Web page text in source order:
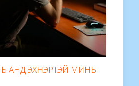
АНД ЭХНЭРТЭЙ МИНЬ